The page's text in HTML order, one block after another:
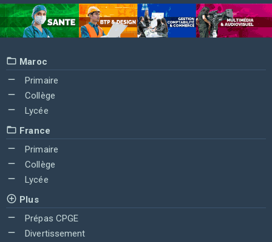
Maroc
Primaire
Collège
Lycée
France
Primaire
Collège
Lycée
Plus
Prépas CPGE
Divertissement